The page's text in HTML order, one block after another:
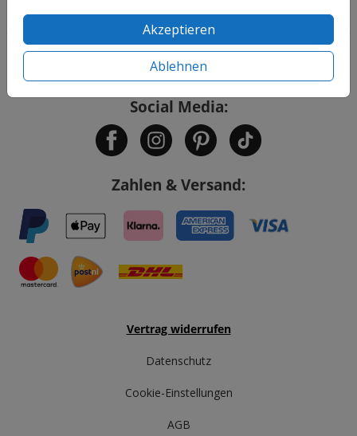
Akzeptieren
Ablehnen
Informationen
Service
Social Media:
Zahlen & Versand:
Vertrag widerrufen
Datenschutz
Cookie-Einstellungen
AGB